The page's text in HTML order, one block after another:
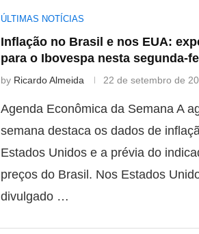
ÚLTIMAS NOTÍCIAS
Inflação no Brasil e nos EUA:
para o Ibovespa nesta segunda-
by Ricardo Almeida 22 de setembro de
Agenda Econômica da Semana A
semana destaca os dados de
Estados Unidos e a prévia do
preços do Brasil. Nos Estados
divulgado …